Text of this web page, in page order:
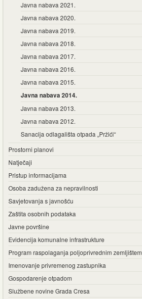
Javna nabava 2021.
Javna nabava 2020.
Javna nabava 2019.
Javna nabava 2018.
Javna nabava 2017.
Javna nabava 2016.
Javna nabava 2015.
Javna nabava 2014.
Javna nabava 2013.
Javna nabava 2012.
Sanacija odlagališta otpada „Pržići“
Prostorni planovi
Natječaji
Pristup informacijama
Osoba zadužena za nepravilnosti
Savjetovanja s javnošću
Zaštita osobnih podataka
Javne površine
Evidencija komunalne infrastrukture
Program raspolaganja poljoprivrednim zemljištem
Imenovanje privremenog zastupnika
Gospodarenje otpadom
Službene novine Grada Cresa